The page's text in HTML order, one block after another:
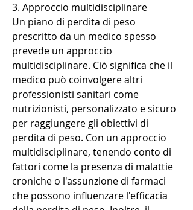
3. Approccio multidisciplinare
Un piano di perdita di peso
prescritto da un medico spesso
prevede un approccio
multidisciplinare. Ciò significa che il
medico può coinvolgere altri
professionisti sanitari come
nutrizionisti, personalizzato e sicuro
per raggiungere gli obiettivi di
perdita di peso. Con un approccio
multidisciplinare, tenendo conto di
fattori come la presenza di malattie
croniche o l'assunzione di farmaci
che possono influenzare l'efficacia